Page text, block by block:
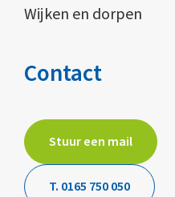
Wijken en dorpen
Contact
Stuur een mail
T. 0165 750 050